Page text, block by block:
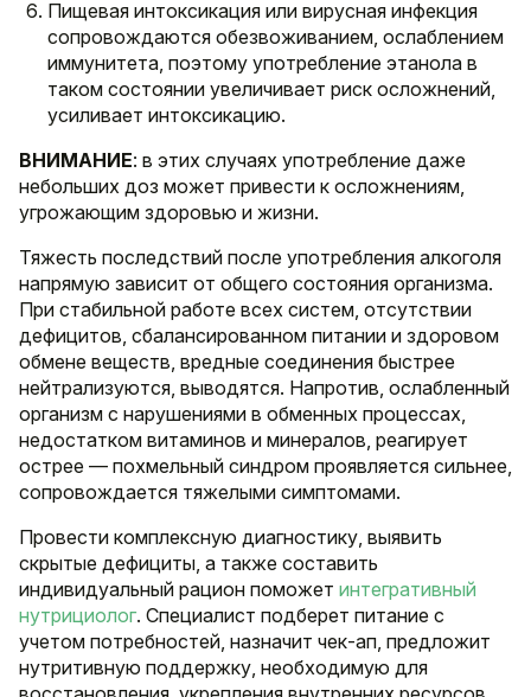
Пищевая интоксикация или вирусная инфекция
сопровождаются обезвоживанием, ослаблением
иммунитета, поэтому употребление этанола в
таком состоянии увеличивает риск осложнений,
усиливает интоксикацию.
ВНИМАНИЕ: в этих случаях употребление даже
небольших доз может привести к осложнениям,
угрожающим здоровью и жизни.
Тяжесть последствий после употребления алкоголя
напрямую зависит от общего состояния организма.
При стабильной работе всех систем, отсутствии
дефицитов, сбалансированном питании и здоровом
обмене веществ, вредные соединения быстрее
нейтрализуются, выводятся. Напротив, ослабленный
организм с нарушениями в обменных процессах,
недостатком витаминов и минералов, реагирует
острее — похмельный синдром проявляется сильнее,
сопровождается тяжелыми симптомами.
Провести комплексную диагностику, выявить
скрытые дефициты, а также составить
индивидуальный рацион поможет интегративный
нутрициолог. Специалист подберет питание с
учетом потребностей, назначит чек-ап, предложит
нутритивную поддержку, необходимую для